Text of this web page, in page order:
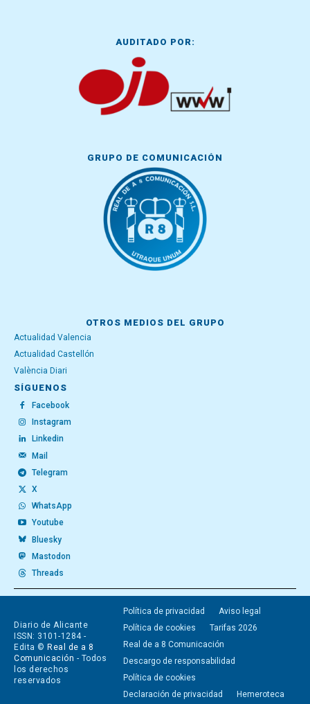
AUDITADO POR:
GRUPO DE COMUNICACIÓN
OTROS MEDIOS DEL GRUPO
Actualidad Valencia
Actualidad Castellón
València Diari
SÍGUENOS
Facebook
Instagram
Linkedin
Mail
Telegram
X
WhatsApp
Youtube
Bluesky
Mastodon
Threads
Diario de Alicante
ISSN: 3101-1284 -
Edita © Real de a 8
Comunicación - Todos
los derechos
reservados
Política de privacidad
Aviso legal
Política de cookies
Tarifas 2026
Real de a 8 Comunicación
Descargo de responsabilidad
Política de cookies
Declaración de privacidad
Hemeroteca